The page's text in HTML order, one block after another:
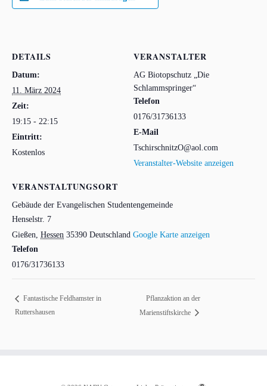
DETAILS
Datum:
11. März 2024
Zeit:
19:15 - 22:15
Eintritt:
Kostenlos
VERANSTALTUNGSORT
Gebäude der Evangelischen Studentengemeinde
Henselstr. 7
Gießen, Hessen 35390 Deutschland Google Karte anzeigen
Telefon
0176/31736133
VERANSTALTER
AG Biotopschutz „Die
Schlammspringer“
Telefon
0176/31736133
E-Mail
TschirschnitzO@aol.com
Veranstalter-Website anzeigen
Fantastische Feldhamster in
Ruttershausen
Pflanzaktion an der
Marienstiftskirche